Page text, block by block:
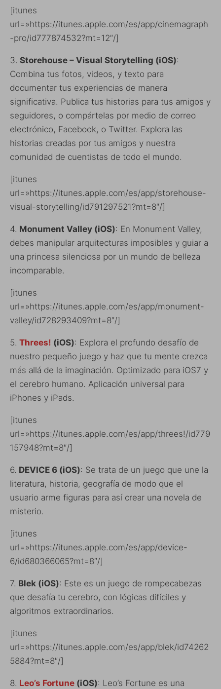
[itunes
url=»https://itunes.apple.com/es/app/cinemagraph
-pro/id777874532?mt=12″/]
3. Storehouse – Visual Storytelling (iOS):
Combina tus fotos, videos, y texto para
documentar tus experiencias de manera
significativa. Publica tus historias para tus amigos y
seguidores, o compártelas por medio de correo
electrónico, Facebook, o Twitter. Explora las
historias creadas por tus amigos y nuestra
comunidad de cuentistas de todo el mundo.
[itunes
url=»https://itunes.apple.com/es/app/storehouse-
visual-storytelling/id791297521?mt=8″/]
4. Monument Valley (iOS): En Monument Valley,
debes manipular arquitecturas imposibles y guiar a
una princesa silenciosa por un mundo de belleza
incomparable.
[itunes
url=»https://itunes.apple.com/es/app/monument-
valley/id728293409?mt=8″/]
5. Threes! (iOS): Explora el profundo desafío de
nuestro pequeño juego y haz que tu mente crezca
más allá de la imaginación. Optimizado para iOS7 y
el cerebro humano. Aplicación universal para
iPhones y iPads.
[itunes
url=»https://itunes.apple.com/es/app/threes!/id779
157948?mt=8″/]
6. DEVICE 6 (iOS): Se trata de un juego que une la
literatura, historia, geografía de modo que el
usuario arme figuras para así crear una novela de
misterio.
[itunes
url=»https://itunes.apple.com/es/app/device-
6/id680366065?mt=8″/]
7. Blek (iOS): Este es un juego de rompecabezas
que desafía tu cerebro, con lógicas difíciles y
algoritmos extraordinarios.
[itunes
url=»https://itunes.apple.com/es/app/blek/id74262
5884?mt=8″/]
8. Leo’s Fortune (iOS): Leo’s Fortune es una